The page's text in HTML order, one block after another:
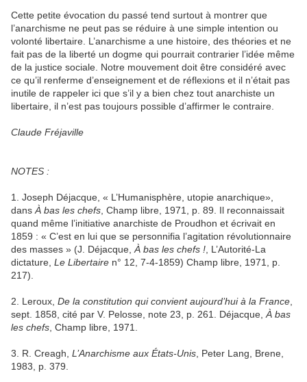
Cette petite évocation du passé tend surtout à montrer que
l’anarchisme ne peut pas se réduire à une simple intention ou
volonté libertaire. L’anarchisme a une histoire, des théories et ne
fait pas de la liberté un dogme qui pourrait contrarier l’idée même
de la justice sociale. Notre mouvement doit être considéré avec
ce qu’il renferme d’enseignement et de réflexions et il n’était pas
inutile de rappeler ici que s’il y a bien chez tout anarchiste un
libertaire, il n’est pas toujours possible d’affirmer le contraire.
Claude Fréjaville
NOTES :
1. Joseph Déjacque, « L’Humanisphère, utopie anarchique»,
dans À bas les chefs , Champ libre, 1971, p. 89. Il reconnaissait
quand même l’initiative anarchiste de Proudhon et écrivait en
1859 : « C’est en lui que se personnifia l’agitation révolutionnaire
des masses » (J. Déjacque, À bas les chefs ! , L’Autorité-La
dictature, Le Libertaire n° 12, 7-4-1859) Champ libre, 1971, p.
217).
2. Leroux, De la constitution qui convient aujourd’hui à la France
sept. 1858, cité par V. Pelosse, note 23, p. 261. Déjacque, À bas
les chefs , Champ libre, 1971.
3. R. Creagh, L’Anarchisme aux États-Unis , Peter Lang, Brene,
1983, p. 379.